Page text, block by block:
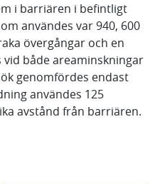
i barriären i befintligt
användes var 940, 600
övergångar och en
både areaminskningar
genomfördes endast
användes 125
avstånd från barriären.